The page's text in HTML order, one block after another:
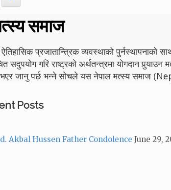
समाज
प्रजातान्त्रिक व्यवस्थाको
सदुपयोग गरि राष्ट्रको अर्थतन्त्रमा योगदान
जानु पर्छ भन्ने सोचले यस नेपाल मत्स्य समाज
Posts
Akbal Hussen Father Condolence June 29,